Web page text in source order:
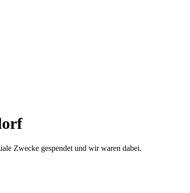
Zwecke gespendet und wir waren dabei.